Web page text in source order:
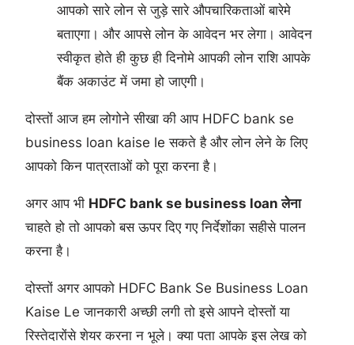
आपको सारे लोन से जुड़े सारे औपचारिकताओं बारेमे
बताएगा। और आपसे लोन के आवेदन भर लेगा। आवेदन
स्वीकृत होते ही कुछ ही दिनोमे आपकी लोन राशि आपके
बैंक अकाउंट में जमा हो जाएगी।
दोस्तों आज हम लोगोने सीखा की आप HDFC bank se
business loan kaise le सकते है और लोन लेने के लिए
आपको किन पात्रताओं को पूरा करना है।
अगर आप भी HDFC bank se business loan लेना
चाहते हो तो आपको बस ऊपर दिए गए निर्देशोंका सहीसे पालन
करना है।
दोस्तों अगर आपको HDFC Bank Se Business Loan
Kaise Le जानकारी अच्छी लगी तो इसे आपने दोस्तों या
रिस्तेदारोंसे शेयर करना न भूले। क्या पता आपके इस लेख को